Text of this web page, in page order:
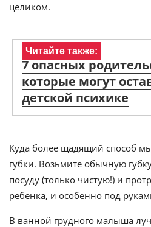
целиком.
Читайте также:
7 опасных
которые могут
детской психике
Куда более щадящий способ
губки. Возьмите обычную
посуду (только чистую!) и
ребенка, и особенно под
В ванной грудного малыша